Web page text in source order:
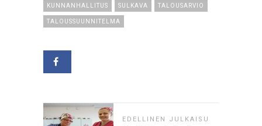
KUNNANHALLITUS SULKAVA TALOUSARVIO
TALOUSSUUNNITELMA
EDELLINEN JULKAISU